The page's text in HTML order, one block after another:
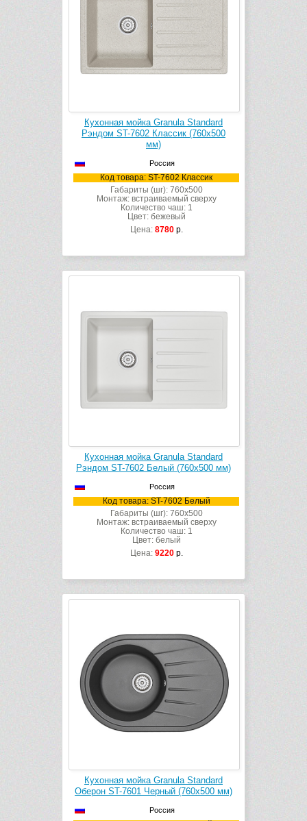
Кухонная мойка Granula Standard
Рэндом ST-7602 Классик (760х500
мм)
Россия
Код товара: ST-7602 Классик
Габариты (шг): 760x500
Монтаж: встраиваемый сверху
Количество чаш: 1
Цвет: бежевый
Цена: 8780р.
Кухонная мойка Granula Standard
Рэндом ST-7602 Белый (760х500 мм)
Россия
Код товара: ST-7602 Белый
Габариты (шг): 760x500
Монтаж: встраиваемый сверху
Количество чаш: 1
Цвет: белый
Цена: 9220р.
Кухонная мойка Granula Standard
Оберон ST-7601 Черный (760х500 мм)
Россия